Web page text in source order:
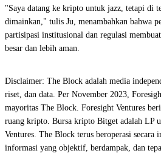
"Saya datang ke kripto untuk jazz, tetapi di
dimainkan," tulis Ju, menambahkan bahwa
partisipasi institusional dan regulasi
besar dan lebih aman.
Disclaimer: The Block adalah media
riset, dan data. Per November 2023,
mayoritas The Block. Foresight Ventures
ruang kripto. Bursa kripto Bitget adalah LP
Ventures. The Block terus beroperasi secara
informasi yang objektif, berdampak, dan